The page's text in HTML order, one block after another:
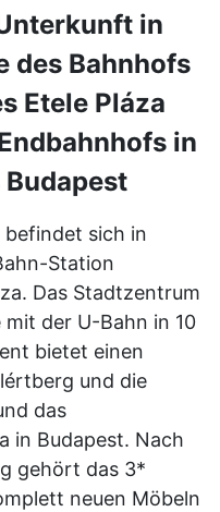
in
des Bahnhofs
Etele Pláza
in
Budapest
befindet sich in
Station
Das Stadtzentrum
der U-Bahn in 10
bietet einen
und die
das
in Budapest. Nach
gehört das 3*
neuen Möbeln